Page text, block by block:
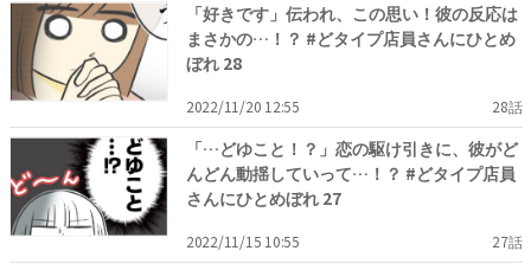
「好きです」伝われ、この思い！彼の反応は
まさかの…！？ #どタイプ店員さんにひとめ
ぼれ 28
2022/11/20 12:55 28話
「…どゆこと！？」恋の駆け引きに、彼がど
んどん動揺していって…！？ #どタイプ店員
さんにひとめぼれ 27
2022/11/15 10:55 27話